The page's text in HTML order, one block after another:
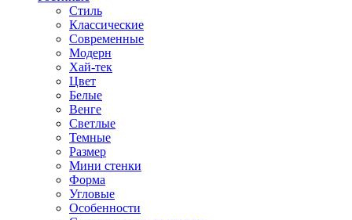
Стиль
Классические
Современные
Модерн
Хай-тек
Цвет
Белые
Венге
Светлые
Темные
Размер
Мини стенки
Форма
Угловые
Особенности